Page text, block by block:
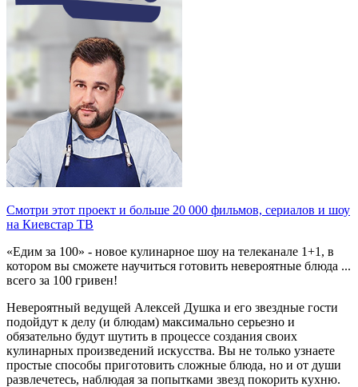
Смотри этот проект и больше 20 000 фильмов, сериалов и шоу
на Киевстар ТВ
«Едим за 100» - новое кулинарное шоу на телеканале 1+1, в
котором вы сможете научиться готовить невероятные блюда ...
всего за 100 гривен!
Невероятный ведущей Алексей Душка и его звездные гости
подойдут к делу (и блюдам) максимально серьезно и
обязательно будут шутить в процессе создания своих
кулинарных произведений искусства. Вы не только узнаете
простые способы приготовить сложные блюда, но и от души
развлечетесь, наблюдая за попытками звезд покорить кухню.